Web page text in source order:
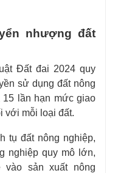
nhượng đất
Đất đai 2024 quy
sử dụng đất nông
15 lần hạn mức giao
với mỗi loại đất.
tụ đất nông nghiệp,
nghiệp quy mô lớn,
vào sản xuất nông